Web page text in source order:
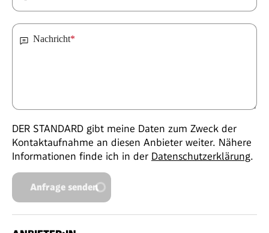
Nachricht*
DER STANDARD gibt meine Daten zum Zweck der
Kontaktaufnahme an diesen Anbieter weiter. Nähere
Informationen finde ich in der Datenschutzerklärung.
Anfrage senden